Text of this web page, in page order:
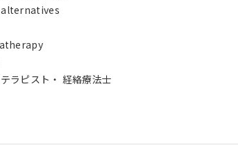
alternatives
ラピスト・ 経絡療法士